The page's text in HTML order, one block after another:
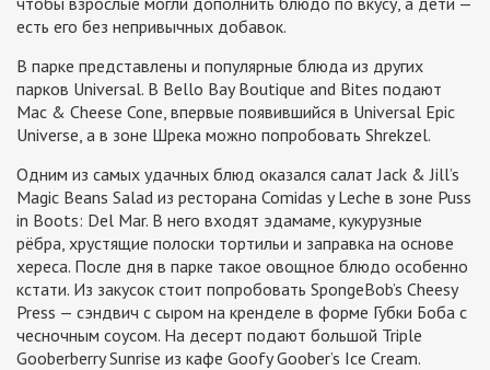
есть его без непривычных добавок.
В парке представлены и популярные блюда из других
парков Universal. В Bello Bay Boutique and Bites подают
Mac & Cheese Cone, впервые появившийся в Universal Epic
Universe, а в зоне Шрека можно попробовать Shrekzel.
Одним из самых удачных блюд оказался салат Jack & Jill’s
Magic Beans Salad из ресторана Comidas y Leche в зоне Puss
in Boots: Del Mar. В него входят эдамаме, кукурузные
рёбра, хрустящие полоски тортильи и заправка на основе
хереса. После дня в парке такое овощное блюдо особенно
кстати. Из закусок стоит попробовать SpongeBob’s Cheesy
Press — сэндвич с сыром на кренделе в форме Губки Боба с
чесночным соусом. На десерт подают большой Triple
Gooberberry Sunrise из кафе Goofy Goober’s Ice Cream.